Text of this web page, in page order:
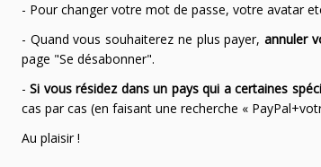
- Pour changer votre mot de passe, votre avatar
- Quand vous souhaiterez ne plus payer,annuler
page "Se désabonner".
-Si vous résidez dans un pays qui a certaines
cas par cas (en faisant une recherche «
Au plaisir !